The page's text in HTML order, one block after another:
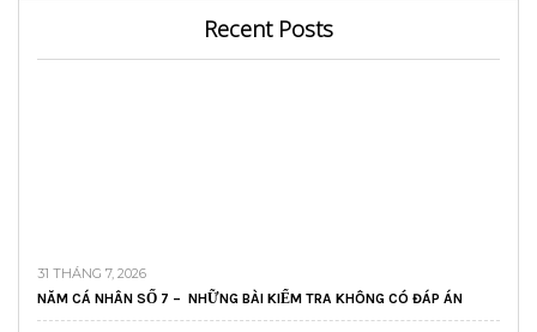
Recent Posts
31 THÁNG 7, 2026
NĂM CÁ NHÂN SỐ 7 – NHỮNG BÀI KIỂM TRA KHÔNG CÓ ĐÁP ÁN